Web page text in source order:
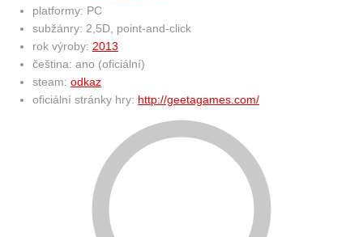
platformy: PC
subžánry: 2,5D, point-and-click
rok výroby: 2013
čeština: ano (oficiální)
steam: odkaz
oficiální stránky hry: http://geetagames.com/